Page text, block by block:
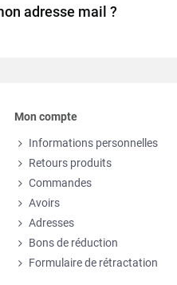
adresse mail ?
Mon compte
Informations personnelles
Retours produits
Commandes
Avoirs
Adresses
Bons de réduction
Formulaire de rétractation